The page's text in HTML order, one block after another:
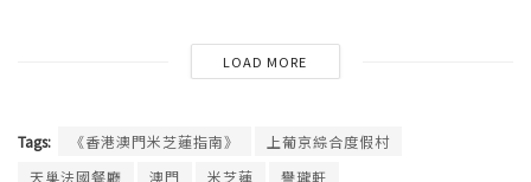
LOAD MORE
Tags: 《香港澳門米芝蓮指南》
上葡京綜合度假村
天巢法國餐廳
澳門 米芝蓮 譽瓏軒